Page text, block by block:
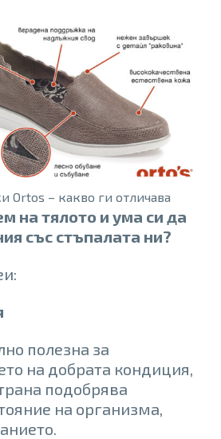
Ortos – какво ги отличава
на тялото и ума си да
със стъпалата ни?
полезна за
на добрата кондиция,
подобрява
на организма,